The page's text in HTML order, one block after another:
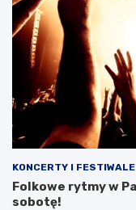
KONCERTY I FESTIWALE
Folkowe rytmy w
sobotę!